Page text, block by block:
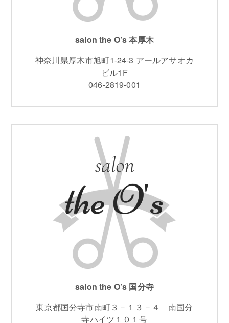
salon the O’s 本厚木
神奈川県厚木市旭町1-24-3 アールアサオカ
ビル1F
046-2819-001
salon the O’s 国分寺
東京都国分寺市南町３－１３－４ 南国分
寺ハイツ１０１号